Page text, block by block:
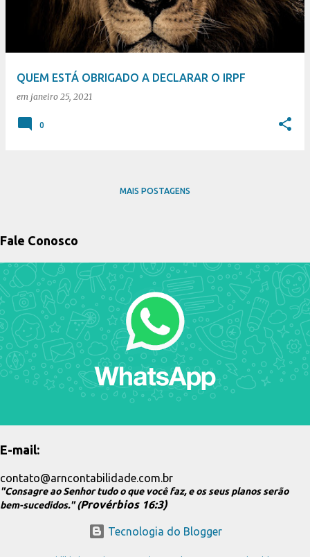
QUEM ESTÁ OBRIGADO A DECLARAR O IRPF
em janeiro 25, 2021
0
MAIS POSTAGENS
Fale Conosco
E-mail:
contato@arncontabilidade.com.br
"Consagre ao Senhor tudo o que você faz, e os seus planos serão
bem-sucedidos." (Provérbios 16:3)
Tecnologia do Blogger